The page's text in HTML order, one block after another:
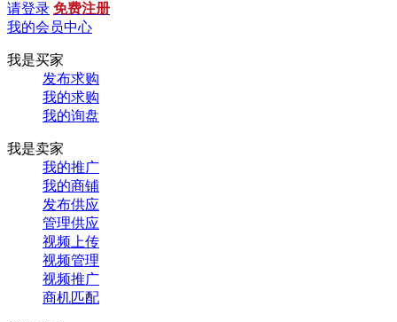
请登录 免费注册
我的会员中心
我是买家
发布求购
我的求购
我的询盘
我是卖家
我的推广
我的商铺
发布供应
管理供应
视频上传
视频管理
视频推广
商机匹配